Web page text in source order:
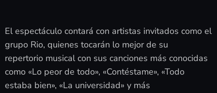
El espectáculo contará con artistas invitados como el
grupo Rio, quienes tocarán lo mejor de su
repertorio musical con sus canciones más conocidas
como «Lo peor de todo», «Contéstame», «Todo
estaba bien», «La universidad» y más